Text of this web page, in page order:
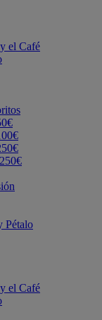
el Café
Pétalo
el Café